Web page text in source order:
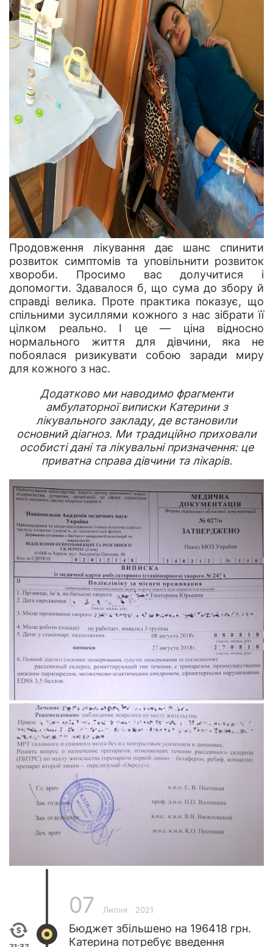
Продовження лікування дає шанс спинити
розвиток симптомів та уповільнити розвиток
хвороби. Просимо вас долучитися і
допомогти. Здавалося б, що сума до збору й
справді велика. Проте практика показує, що
спільними зусиллями кожного з нас зібрати її
цілком реально. І це— ціна відносно
нормального життядля дівчини, яка не
побоялася ризикувати собою заради миру
для кожного з нас.
Додатково ми наводимо фрагменти
амбулаторної виписки Катерини з
лікувального закладу, де встановили
основний діагноз. Ми традиційно приховали
особисті дані та лікувальні призначення: це
приватна справа дівчини та лікарів.
07 Липня 2021
Бюджет збільшено на 196418 грн.
Катерина потребує введення